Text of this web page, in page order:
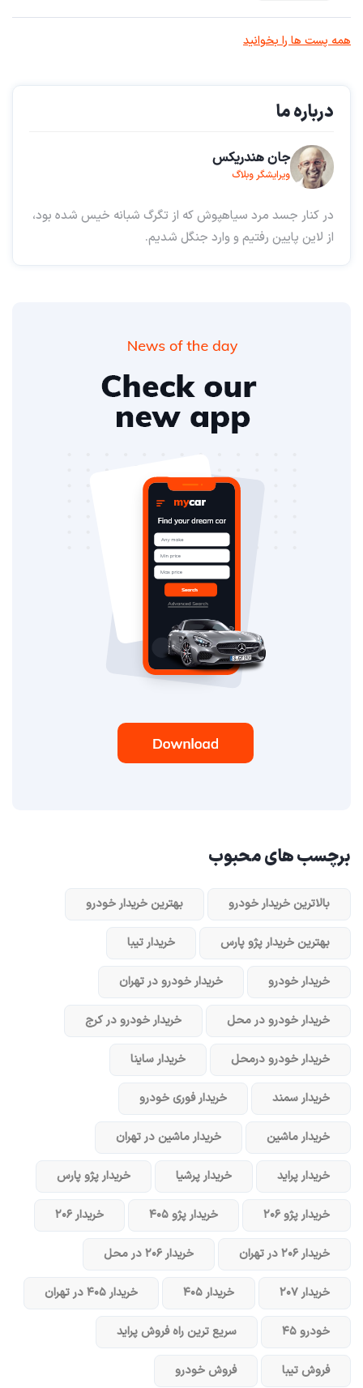
همه پست ها را بخوانید
درباره ما
جان هندریکس
ویرایشگر وبلاگ
در کنار جسد مرد سیاهپوش که از تگرگ شبانه خیس شده بود،
از لاین پایین رفتیم و وارد جنگل شدیم.
برچسب های محبوب
بالاترین خریدار خودرو بهترین خریدار خودرو
بهترین خریدار پژو پارس خریدار تیبا
خریدار خودرو خریدار خودرو در تهران
خریدار خودرو در محل خریدار خودرو در کرج
خریدار خودرو در‌محل خریدار ساینا
خریدار سمند خریدار فوری خودرو
خریدار ماشین خریدار ماشین در تهران
خریدار پراید خریدار پرشیا خریدار پژو پارس
خریدار پژو ۲۰۶ خریدار پژو ۴۰۵ خریدار ۲۰۶
خریدار ۲۰۶ در تهران خریدار ۲۰۶ در محل
خریدار ۲۰۷ خریدار ۴۰۵ خریدار ۴۰۵ در تهران
خودرو ۴۵ سریع ترین راه فروش پراید
فروش تیبا فروش خودرو